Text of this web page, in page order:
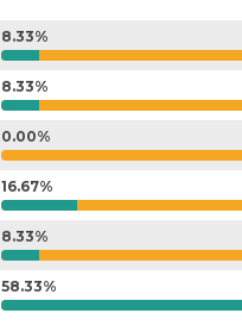
8.33%
8.33%
0.00%
16.67%
8.33%
58.33%